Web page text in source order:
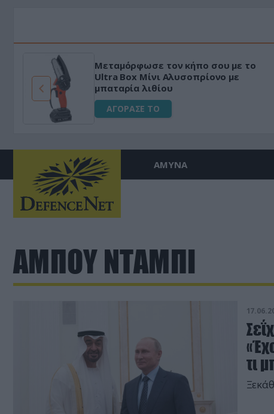
Μεταμόρφωσε τον κήπο σου με το
Ultra Box Μίνι Αλυσοπρίονο με
μπαταρία λιθίου
ΑΓΟΡΑΣΕ ΤΟ
ΑΜΥΝΑ
ΑΜΠΟΥ ΝΤΑΜΠΙ
τι